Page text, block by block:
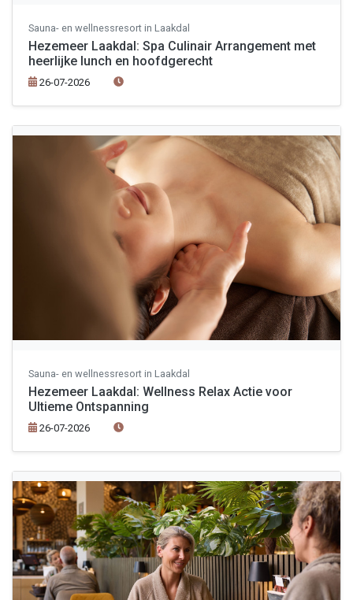
Sauna- en wellnessresort in Laakdal
Hezemeer Laakdal: Spa Culinair Arrangement met
heerlijke lunch en hoofdgerecht
26-07-2026
Sauna- en wellnessresort in Laakdal
Hezemeer Laakdal: Wellness Relax Actie voor
Ultieme Ontspanning
26-07-2026